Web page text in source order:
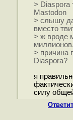
> Diaspora
Mastodon
> слышу
вместо
> ж вроде
> причина
Diaspora?
я
силу